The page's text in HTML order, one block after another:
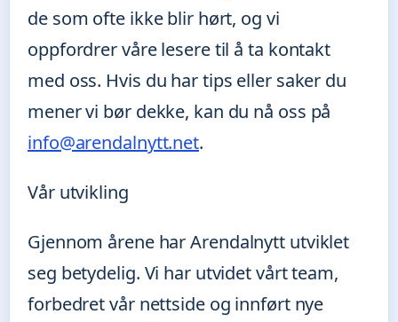
de som ofte ikke blir hørt, og vi
oppfordrer våre lesere til å ta kontakt
med oss. Hvis du har tips eller saker du
mener vi bør dekke, kan du nå oss på
info@arendalnytt.net.
Vår utvikling
Gjennom årene har Arendalnytt utviklet
seg betydelig. Vi har utvidet vårt team,
forbedret vår nettside og innført nye